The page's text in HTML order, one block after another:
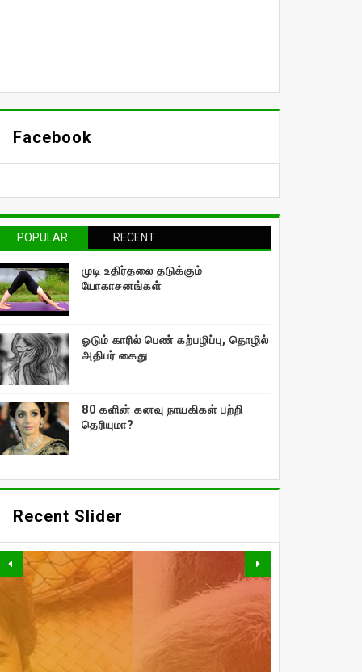
Facebook
POPULAR RECENT
முடி உதிர்தலை தடுக்கும்
யோகாசனங்கள்
ஓடும் காரில் பெண் கற்பழிப்பு, தொழில்
அதிபர் கைது
80 களின் கனவு நாயகிகள் பற்றி
தெரியுமா?
Recent Slider